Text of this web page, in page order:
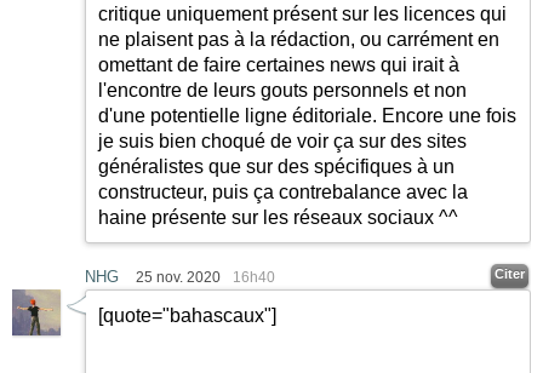
critique uniquement présent sur les licences qui
ne plaisent pas à la rédaction, ou carrément en
omettant de faire certaines news qui irait à
l'encontre de leurs gouts personnels et non
d'une potentielle ligne éditoriale. Encore une fois
je suis bien choqué de voir ça sur des sites
généralistes que sur des spécifiques à un
constructeur, puis ça contrebalance avec la
haine présente sur les réseaux sociaux ^^
NHG 25 nov. 2020 16h40 Citer
[quote="bahascaux"]